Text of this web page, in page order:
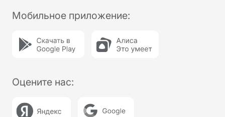
Написать нам
Онлайн-касса MSPOS‑D‑Ф
Онлайн-кассы